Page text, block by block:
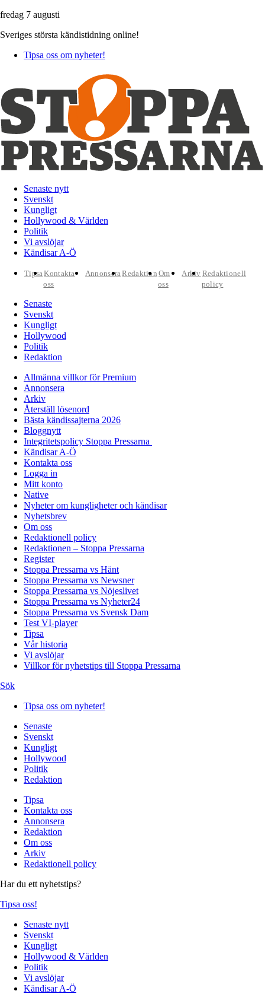
fredag 7 augusti
Sveriges största kändistidning online!
Tipsa oss om nyheter!
Senaste nytt
Svenskt
Kungligt
Hollywood & Världen
Politik
Vi avslöjar
Kändisar A-Ö
TipsaKontakta
oss
AnnonseraRedaktion Om
oss
Arkiv Redaktionell
policy
Senaste
Svenskt
Kungligt
Hollywood
Politik
Redaktion
Allmänna villkor för Premium
Annonsera
Arkiv
Återställ lösenord
Bästa kändissajterna 2026
Bloggnytt
Integritetspolicy Stoppa Pressarna
Kändisar A-Ö
Kontakta oss
Logga in
Mitt konto
Native
Nyheter om kungligheter och kändisar
Nyhetsbrev
Om oss
Redaktionell policy
Redaktionen – Stoppa Pressarna
Register
Stoppa Pressarna vs Hänt
Stoppa Pressarna vs Newsner
Stoppa Pressarna vs Nöjeslivet
Stoppa Pressarna vs Nyheter24
Stoppa Pressarna vs Svensk Dam
Test VI-player
Tipsa
Vår historia
Vi avslöjar
Villkor för nyhetstips till Stoppa Pressarna
Sök
Tipsa oss om nyheter!
Senaste
Svenskt
Kungligt
Hollywood
Politik
Redaktion
Tipsa
Kontakta oss
Annonsera
Redaktion
Om oss
Arkiv
Redaktionell policy
Har du ett nyhetstips?
Tipsa oss!
Senaste nytt
Svenskt
Kungligt
Hollywood & Världen
Politik
Vi avslöjar
Kändisar A-Ö